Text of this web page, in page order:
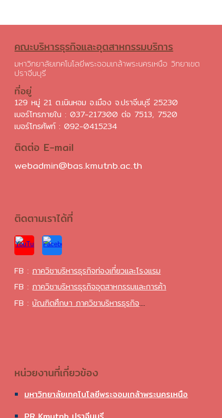
คณะบริหารธุรกิจและอุตสาหกรรมบริการ
มหาวิทยาลัยเทคโนโลยีพระจอมเกล้าพระนครเหนือ วิทยาเขต
ปราจีนบุรี
ที่อยู่
129 หมู่ 21 ต.เนินหอม อ.เมือง จ.ปราจีนบุรี 25230
เบอร์โทรภายใน : 037-217300 ต่อ 7513, 7520
เบอร์โทรศัพท์ :092-0415234
ติดต่อ E-mail
webadmin@bas.kmutnb.ac.th
ติดตามเราได้ที่
FB :ภาควิชาบริหารธุรกิจท่องเที่ยวและโรงแรม
FB :ภาควิชาบริหารธุรกิจอุตสาหกรรมและการค้า
FB :บัณฑิตศึกษาภาควิชาบริหารธุรกิจ....
หน่วยงานที่เกี่ยวข้อง
มหาวิทยาลัยเทคโนโลยีพระจอมเกล้าพระนครเหนือ